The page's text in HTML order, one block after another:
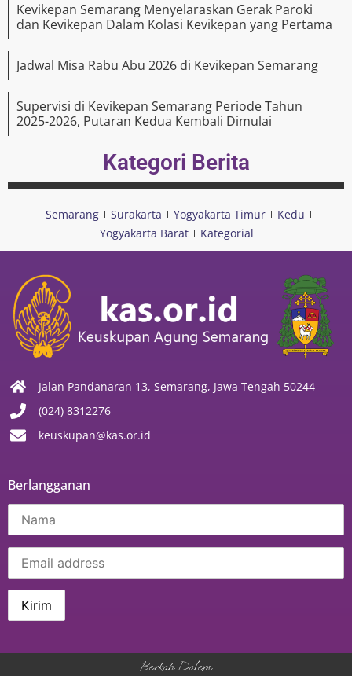
Kevikepan Semarang Menyelaraskan Gerak Paroki
dan Kevikepan Dalam Kolasi Kevikepan yang Pertama
Jadwal Misa Rabu Abu 2026 di Kevikepan Semarang
Supervisi di Kevikepan Semarang Periode Tahun
2025-2026, Putaran Kedua Kembali Dimulai
Kategori Berita
Semarang Surakarta Yogyakarta Timur
Kedu
Yogyakarta Barat
Kategorial
Jalan Pandanaran 13, Semarang, Jawa Tengah 50244
(024) 8312276
keuskupan@kas.or.id
Berlangganan
Berkah Dalem